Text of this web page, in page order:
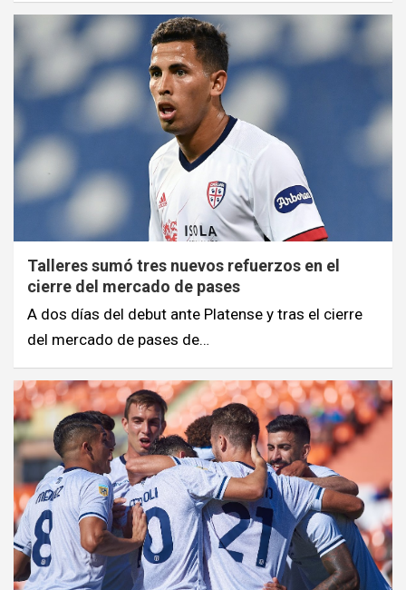
Talleres sumó tres nuevos refuerzos en el
cierre del mercado de pases
A dos días del debut ante Platense y tras el cierre
del mercado de pases de…